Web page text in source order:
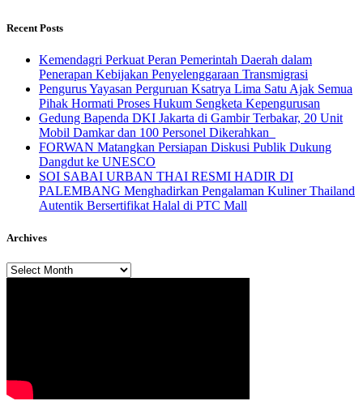
Recent Posts
Kemendagri Perkuat Peran Pemerintah Daerah dalam
Penerapan Kebijakan Penyelenggaraan Transmigrasi
Pengurus Yayasan Perguruan Ksatrya Lima Satu Ajak Semua
Pihak Hormati Proses Hukum Sengketa Kepengurusan
Gedung Bapenda DKI Jakarta di Gambir Terbakar, 20 Unit
Mobil Damkar dan 100 Personel Dikerahkan
FORWAN Matangkan Persiapan Diskusi Publik Dukung
Dangdut ke UNESCO
SOI SABAI URBAN THAI RESMI HADIR DI
PALEMBANG Menghadirkan Pengalaman Kuliner Thailand
Autentik Bersertifikat Halal di PTC Mall
Archives
Archives